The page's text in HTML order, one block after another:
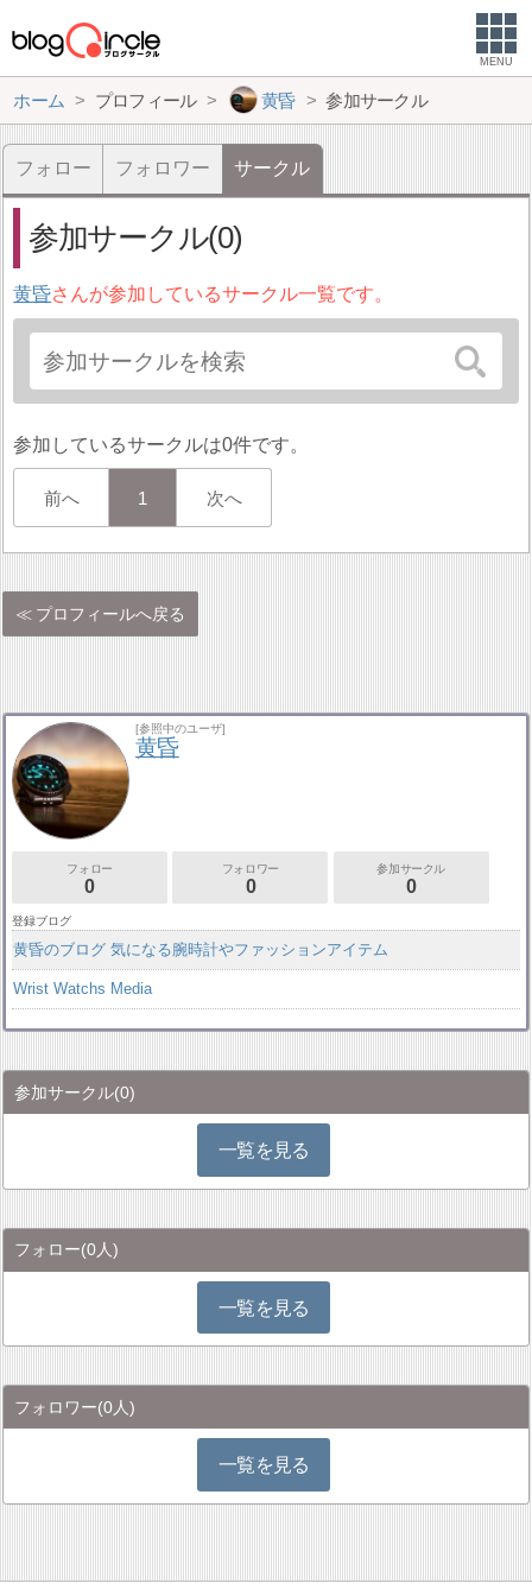
MENU
ホーム プロフィール 黄昏 参加サークル
フォロー フォロワー サークル
参加サークル(0)
黄昏さんが参加しているサークル一覧です。
参加しているサークルは0件です。
前へ 1 次へ
プロフィールへ戻る
[参照中のユーザ]
黄昏
フォロー
0
フォロワー
0
参加サークル
0
登録ブログ
黄昏のブログ 気になる腕時計やファッションアイテム
Wrist Watchs Media
参加サークル(0)
一覧を見る
フォロー(0人)
一覧を見る
フォロワー(0人)
一覧を見る